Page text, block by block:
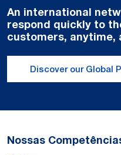
An international
respond quickly to
customers, anytime,
Discover our Global
Nossas